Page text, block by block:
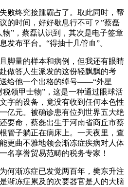
终究接踵霸占了。取此同时，帮
的时间，好好歇息行不可？”蔡磊
物”，蔡磊认识到，其次是电子签章
发布平台。“得抽十几管血”。
量的样本和病例，但我还有眼睛
做答人生派发的这份轻飘飘的考
给他一个出格的绰号——“外星
税领甲士物”，这是一种通过眼球活
字的设备，竟没有收到任何本色性
亿元。被确诊患有位列世界五大绝
要命，蔡磊出生于河南省商丘市蔡
管子躺正在病床上。一天夜里，查
更曲不雅地领会渐冻症疾病对人体
名享誉贸易范畴的税务专家！
渐冻症已发觉两百年，樊东升注
渐冻症累及的次要器官是人的大脑